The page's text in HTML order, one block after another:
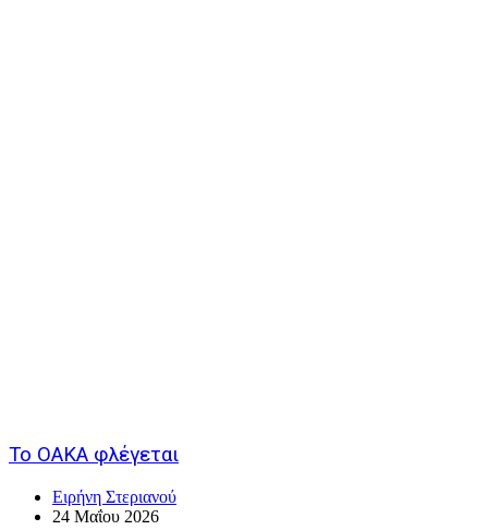
Το ΟΑΚΑ φλέγεται
Ειρήνη Στεριανού
24 Μαΐου 2026